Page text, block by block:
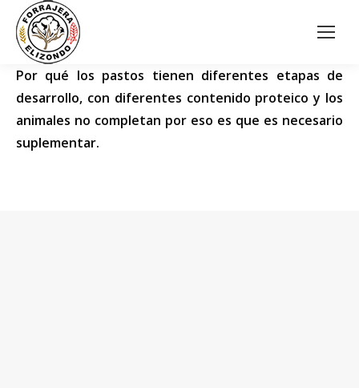
Por qué los pastos tienen diferentes etapas de
desarrollo, con diferentes contenido proteico y los
animales no completan por eso es que es necesario
suplementar.